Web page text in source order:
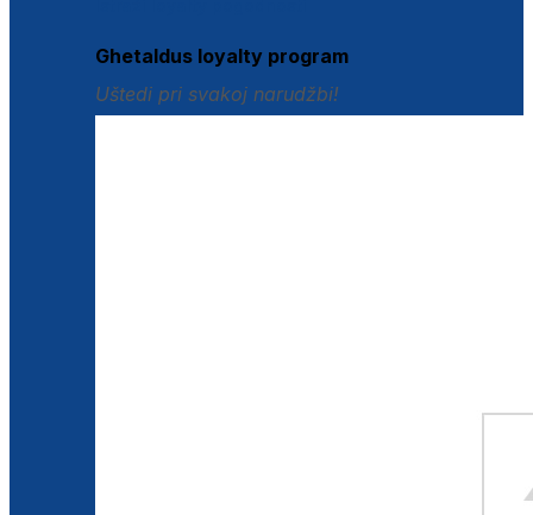
Ghetaldus loyalty program
Uštedi pri svakoj narudžbi!